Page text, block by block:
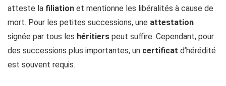
atteste la filiation et mentionne les libéralités à cause de
mort. Pour les petites successions, une attestation
signée par tous les héritiers peut suffire. Cependant, pour
des successions plus importantes, un certificat d’hérédité
est souvent requis.